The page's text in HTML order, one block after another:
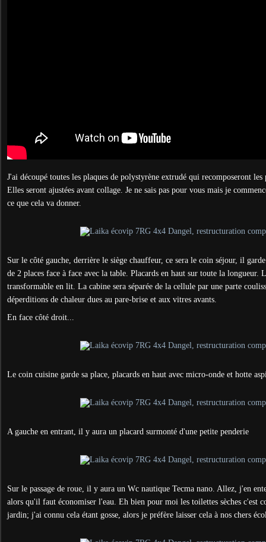
J'ai découpé toutes les plaques de polystyrène extrudé qui recomposeront
Elles seront ajustées avant collage. Je ne sais pas pour vous mais je
ce que cela va donner.
Sur le côté gauche, derrière le siège chauffeur, ce sera le coin séjour, il
de 2 places face à face avec la table. Placards en haut sur toute la longueur.
transformable en lit. La cabine sera séparée de la cellule par une parte
déperditions de chaleur dues au pare-brise et aux vitres avants.
En face côté droit...
Le coin cuisine garde sa place, placards en haut avec micro-onde et hotte
A gauche en entrant, il y aura un placard surmonté d'une petite penderie
Sur le passage de roue, il y aura un Wc nautique Tecma nano. Allez, j'en
alors qu'il faut économiser l'eau. Eh bien pour moi les toilettes sèches c'est
jardin; j'ai connu cela étant gosse, alors je préfère laisser cela à nos chers